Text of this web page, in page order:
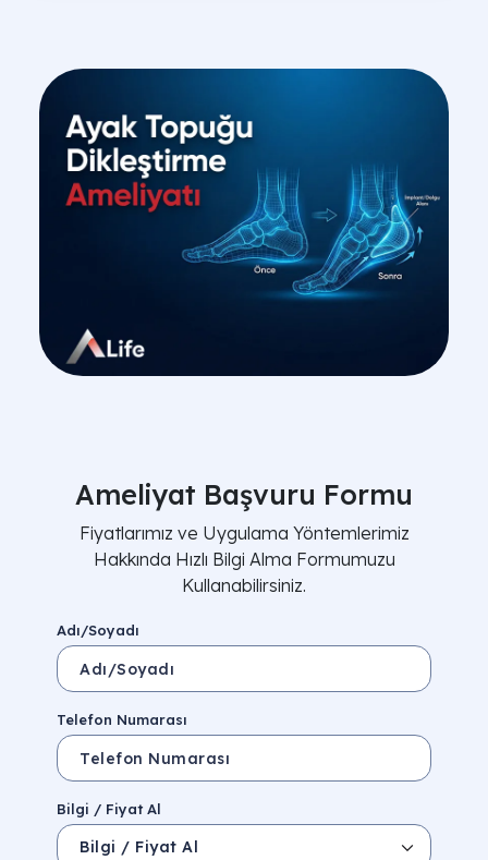
Ameliyat Başvuru Formu
Fiyatlarımız ve Uygulama Yöntemlerimiz
Hakkında Hızlı Bilgi Alma Formumuzu
Kullanabilirsiniz.
Adı/Soyadı
Telefon Numarası
Bilgi / Fiyat Al